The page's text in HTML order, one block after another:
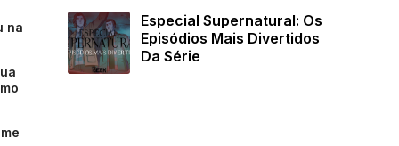
na
Especial Supernatural: Os
Episódios Mais Divertidos
Da Série